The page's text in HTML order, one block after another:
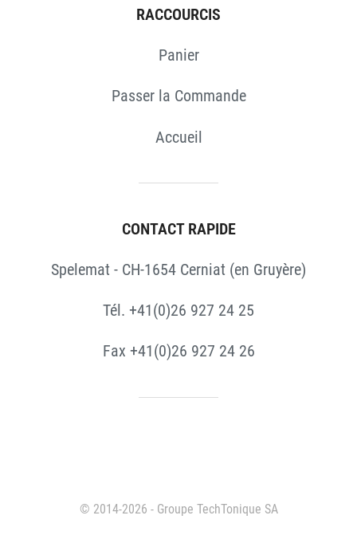
RACCOURCIS
Panier
Passer la Commande
Accueil
CONTACT RAPIDE
Spelemat - CH-1654 Cerniat (en Gruyère)
Tél. +41(0)26 927 24 25
Fax +41(0)26 927 24 26
© 2014-2026 - Groupe TechTonique SA